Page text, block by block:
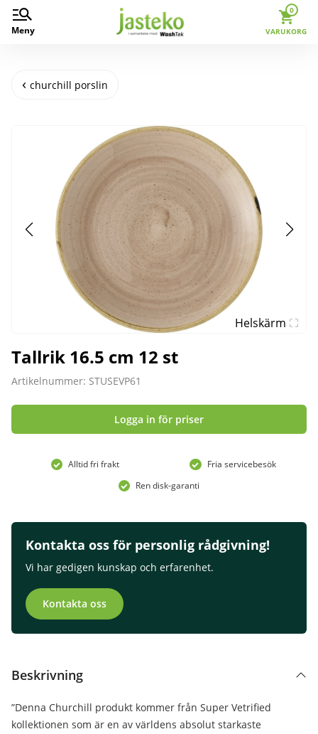
Meny
0
VARUKORG
churchill porslin
Helskärm
Tallrik 16.5 cm 12 st
Artikelnummer: STUSEVP61
Logga in för priser
Alltid fri frakt
Fria servicebesök
Ren disk-garanti
Kontakta oss för personlig rådgivning!
Vi har gedigen kunskap och erfarenhet.
Kontakta oss
Beskrivning
”Denna Churchill produkt kommer från Super Vetrified
kollektionen som är en av världens absolut starkaste